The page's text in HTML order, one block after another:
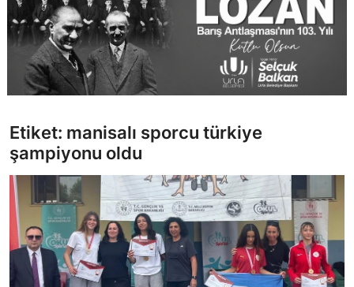
Ankara
TBMM
Cumhurbaşkanlığı
Bakanlıklar
Siyasi Partiler
Mülki İdare
Etiket: manisalı sporcu türkiye
şampiyonu oldu